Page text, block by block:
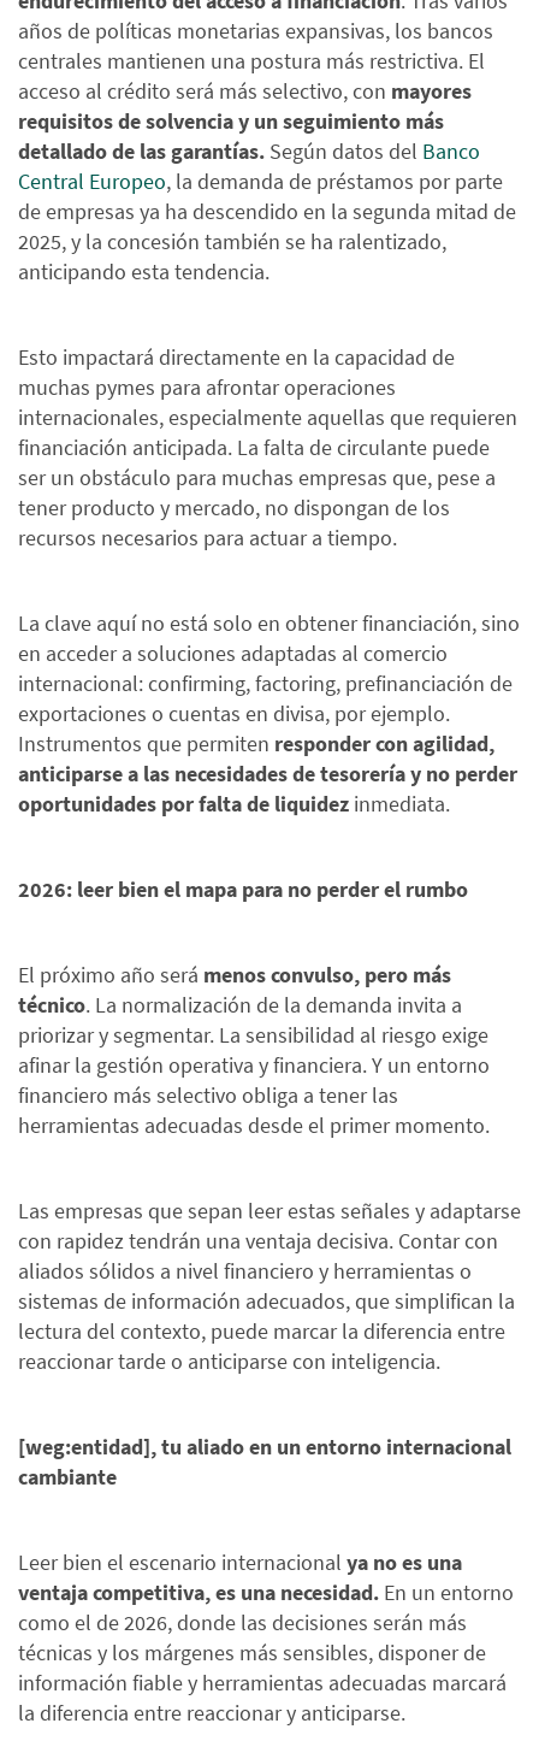
años de políticas monetarias expansivas, los bancos
centrales mantienen una postura más restrictiva. El
acceso al crédito será más selectivo, con mayores
requisitos de solvencia y un seguimiento más
detallado de las garantías. Según datos del Banco
Central Europeo, la demanda de préstamos por parte
de empresas ya ha descendido en la segunda mitad de
2025, y la concesión también se ha ralentizado,
anticipando esta tendencia.
Esto impactará directamente en la capacidad de
muchas pymes para afrontar operaciones
internacionales, especialmente aquellas que requieren
financiación anticipada. La falta de circulante puede
ser un obstáculo para muchas empresas que, pese a
tener producto y mercado, no dispongan de los
recursos necesarios para actuar a tiempo.
La clave aquí no está solo en obtener financiación, sino
en acceder a soluciones adaptadas al comercio
internacional: confirming, factoring, prefinanciación de
exportaciones o cuentas en divisa, por ejemplo.
Instrumentos que permiten responder con agilidad,
anticiparse a las necesidades de tesorería y no perder
oportunidades por falta de liquidez inmediata.
2026: leer bien el mapa para no perder el rumbo
El próximo año será menos convulso, pero más
técnico. La normalización de la demanda invita a
priorizar y segmentar. La sensibilidad al riesgo exige
afinar la gestión operativa y financiera. Y un entorno
financiero más selectivo obliga a tener las
herramientas adecuadas desde el primer momento.
Las empresas que sepan leer estas señales y adaptarse
con rapidez tendrán una ventaja decisiva. Contar con
aliados sólidos a nivel financiero y herramientas o
sistemas de información adecuados, que simplifican la
lectura del contexto, puede marcar la diferencia entre
reaccionar tarde o anticiparse con inteligencia.
[weg:entidad], tu aliado en un entorno internacional
cambiante
Leer bien el escenario internacional ya no es una
ventaja competitiva, es una necesidad. En un entorno
como el de 2026, donde las decisiones serán más
técnicas y los márgenes más sensibles, disponer de
información fiable y herramientas adecuadas marcará
la diferencia entre reaccionar y anticiparse.